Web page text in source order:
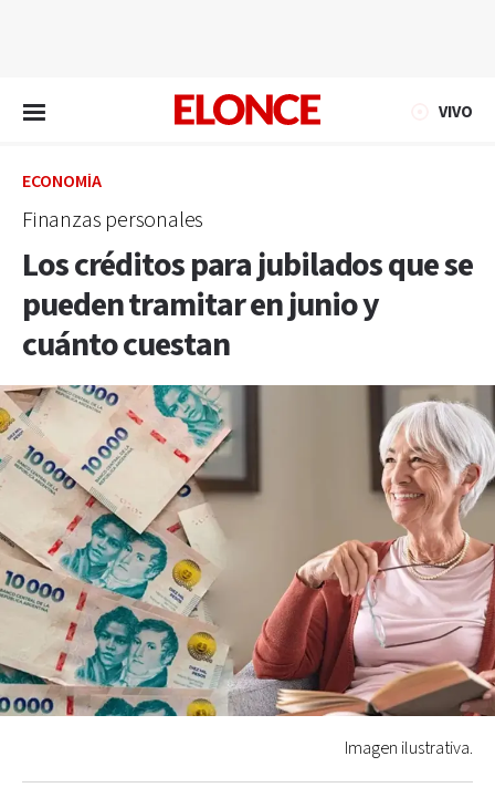
VIVO
ECONOMÍA
Finanzas personales
Los créditos para jubilados que se
pueden tramitar en junio y
cuánto cuestan
Imagen ilustrativa.